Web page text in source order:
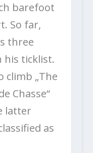
barefoot
So far,
three
his ticklist.
climb „The
Chasse“
latter
as